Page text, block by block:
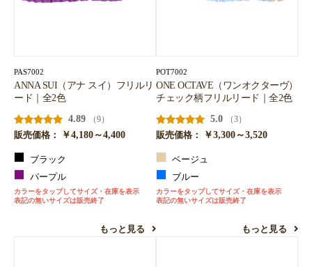
PAS7002
ANNA SUI（アナ スイ）フリルリ
ード｜全2色
4.89
（9）
販売価格：
￥4,180～4,400
ブラック
パープル
カラーをタップしてサイズ・在庫を表示
表記の無いサイズは販売終了
もっと見る
POT7002
ONE OCTAVE（ワンオクターヴ）
チェック柄フリルリード｜全2色
5.0
（3）
販売価格：
￥3,300～3,520
ベージュ
ブルー
カラーをタップしてサイズ・在庫を表示
表記の無いサイズは販売終了
もっと見る